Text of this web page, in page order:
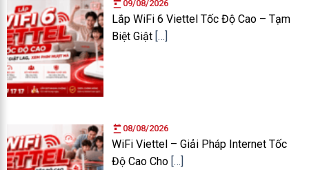
09/08/2026
Lắp WiFi 6 Viettel Tốc Độ Cao – Tạm
Biệt Giật […]
08/08/2026
WiFi Viettel – Giải Pháp Internet Tốc
Độ Cao Cho […]